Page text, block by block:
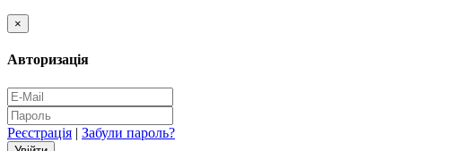
×
Авторизація
Реєстрація | Забули пароль?